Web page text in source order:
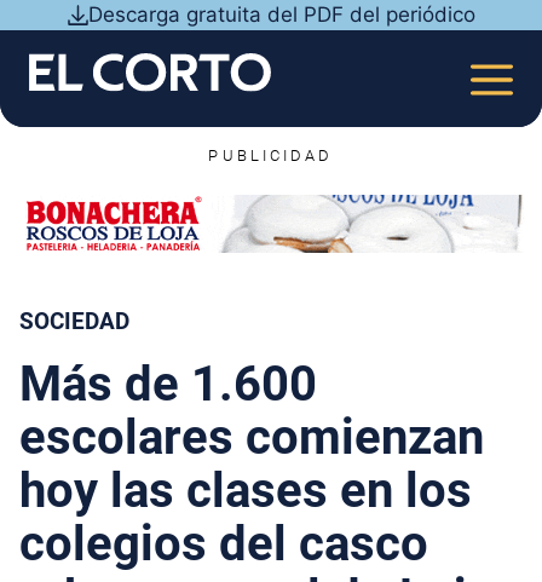
contenido
Descarga gratuita del PDF del periódico
PUBLICIDAD
SOCIEDAD
Más de 1.600
escolares comienzan
hoy las clases en los
colegios del casco